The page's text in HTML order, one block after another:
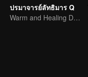
ปรมาจารย์ลัทธิมาร Q
Warm and Healing Daily Life